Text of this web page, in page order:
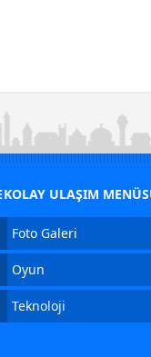
KOLAY ULAŞIM
Foto Galeri
Oyun
Teknoloji